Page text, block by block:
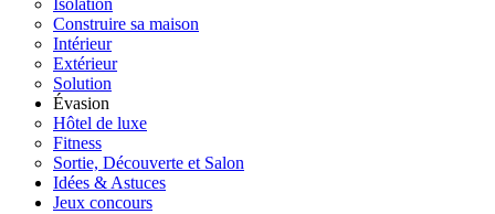
Isolation
Construire sa maison
Intérieur
Extérieur
Solution
Évasion
Hôtel de luxe
Fitness
Sortie, Découverte et Salon
Idées & Astuces
Jeux concours